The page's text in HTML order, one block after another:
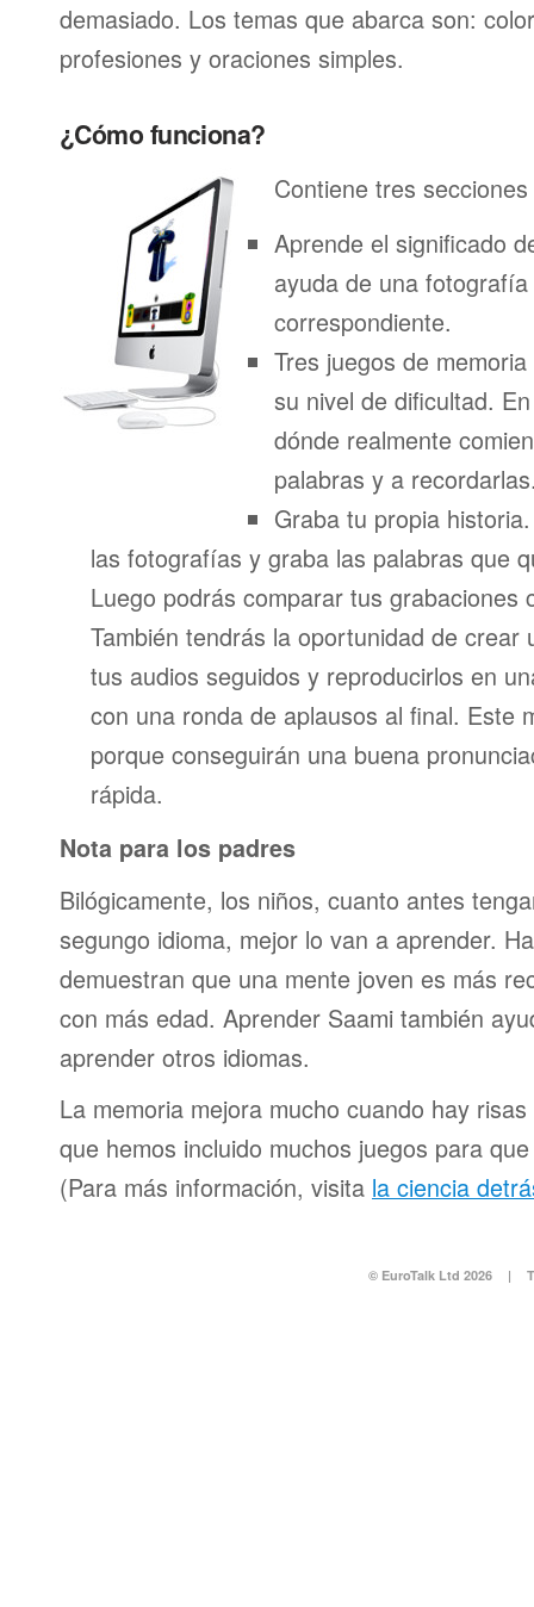
demasiado. Los temas que abarca son:
profesiones y oraciones simples.
¿Cómo funciona?
Contiene tres
Aprende el significado
ayuda de una
correspondiente.
Tres juegos de
su nivel de dificultad.
dónde realmente
palabras y a
Graba tu propia
las fotografías y graba las palabras que
Luego podrás comparar tus grabaciones
También tendrás la oportunidad de crear
tus audios seguidos y reproducirlos en
con una ronda de aplausos al final. Este
porque conseguirán una buena
rápida.
Nota para los padres
Bilógicamente, los niños, cuanto antes
segungo idioma, mejor lo van a aprender.
demuestran que una mente joven es más
con más edad. Aprender Saami también
aprender otros idiomas.
La memoria mejora mucho cuando hay
que hemos incluido muchos juegos para
(Para más información, visita la ciencia
© EuroTalk Ltd 2026 |